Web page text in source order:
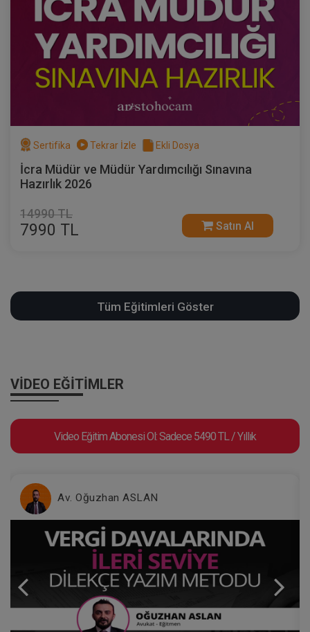
Sertifika Tekrar İzle Ekli Dosya
İcra Müdür ve Müdür Yardımcılığı Sınavına
Hazırlık 2026
14990 TL
7990 TL Satın Al
Tüm Eğitimleri Göster
VİDEO EĞİTİMLER
Video Eğitim Abonesi Ol: Sadece 5490 TL / Yıllık
Av. Oğuzhan ASLAN